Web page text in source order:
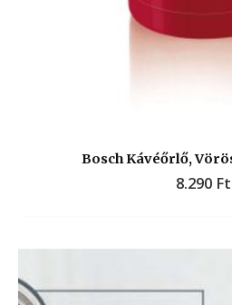
Bosch Kávéőrlő,
8.290 Ft